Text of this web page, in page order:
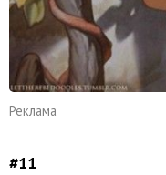
Реклама
#11